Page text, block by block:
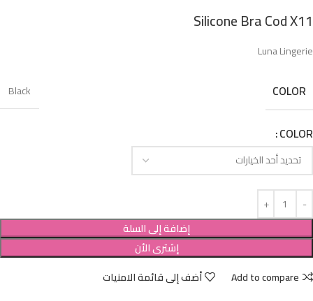
Silicone Bra Cod X11
Luna Lingerie
COLOR
Black
COLOR
إضافة إلى السلة
إشترى الأن
Add to compare
أضف إلى قائمة الامنيات